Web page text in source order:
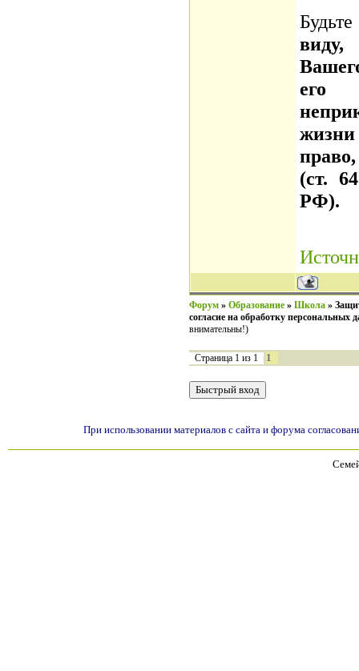
(ст.
РФ).
Форум » Образование » Школа »
согласие на обработку персональных
внимательны!)
Страница 1 из 1 1
При использовании материалов с сайта и форума